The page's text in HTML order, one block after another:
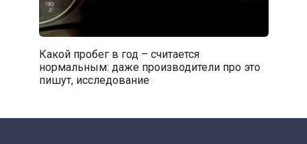
Какой пробег в год – считается
нормальным: даже производители про это
пишут, исследование